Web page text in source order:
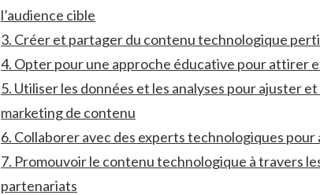
l’audience cible
3. Créer et partager du contenu technologique
4. Opter pour une approche éducative pour attirer
5. Utiliser les données et les analyses ⁣pour ajuster
marketing⁢ de ‌contenu
6. Collaborer avec ⁢des experts technologiques
7. Promouvoir le contenu technologique à travers
partenariats